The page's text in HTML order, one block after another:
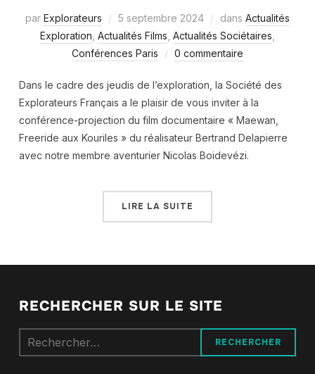
par Explorateurs 5 septembre 2024 dans Actualités
Exploration Actualités Films Actualités Sociétaires
Conférences Paris
0 commentaire
Dans le cadre des jeudis de l’exploration, la Société des
Explorateurs Français a le plaisir de vous inviter à la
conférence-projection du film documentaire « Maewan,
Freeride aux Kouriles » du réalisateur Bertrand Delapierre
avec notre membre aventurier Nicolas Boidevézi.
LIRE LA SUITE
RECHERCHER SUR LE SITE
Rechercher :